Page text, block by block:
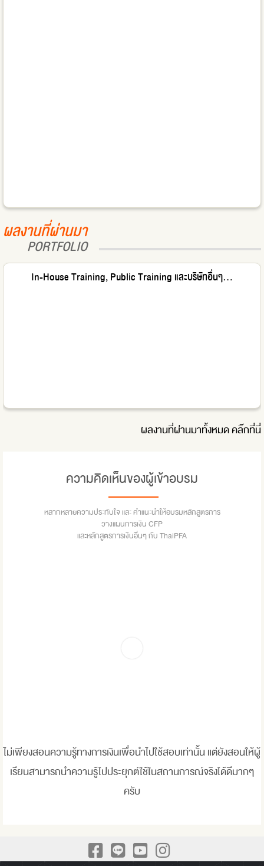
ผลงานที่ผ่านมา
PORTFOLIO
In-House Training, Public Training และบริษัทอื่นๆ...
ผลงานที่ผ่านมาทั้งหมดคลิ๊กที่นี่
ความคิดเห็นของผู้เข้าอบรม
หลากหลายความประทับใจ และ คำแนะนำให้อบรมหลักสูตรการ
วางแผนการเงิน CFP
และหลักสูตรการเงินอื่นๆ กับ ThaiPFA
ไม่เพียงสอนความรู้ทางการเงินเพื่อนำไปใช้สอบเท่านั้น แต่ยังสอนให้ผู้
เรียนสามารถนำความรู้ไปประยุกต์ใช้ในสถานการณ์จริงได้ดีมากๆ
ครับ